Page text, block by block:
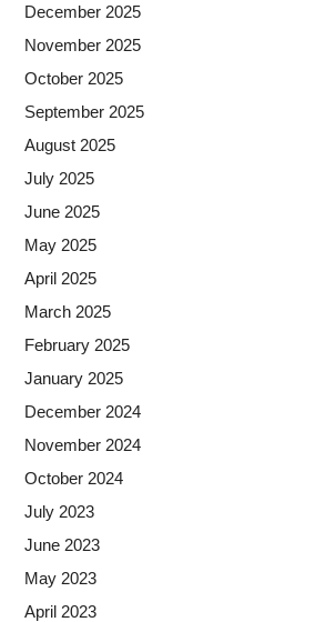
December 2025
November 2025
October 2025
September 2025
August 2025
July 2025
June 2025
May 2025
April 2025
March 2025
February 2025
January 2025
December 2024
November 2024
October 2024
July 2023
June 2023
May 2023
April 2023